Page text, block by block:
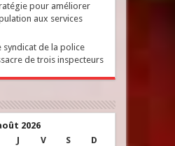
pour améliorer
aux services
syndicat de la police
de trois inspecteurs
2026
J V S D